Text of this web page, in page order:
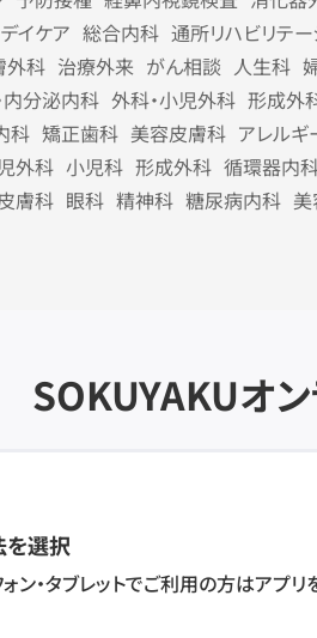
デイケア 総合内科 通所リハビリテー
外科 治療外来 がん相談 人生科
内分泌内科 外科・小児外科 形成外
科 矯正歯科 美容皮膚科 アレルギ
外科 小児科 形成外科 循環器内
膚科 眼科 精神科 糖尿病内科
SOKUYAKUオ
選択
ン・タブレットでご利用の方はアプリ